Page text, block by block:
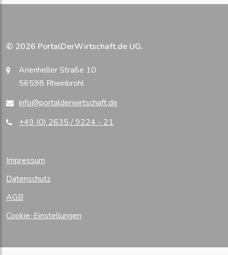
© 2026 PortalDerWirtschaft.de UG.
Arienheller Straße 10
56598 Rheinbrohl
info@portalderwirtschaft.de
+49 (0) 2635 / 9224 - 21
Impressum
Datenschutz
AGB
Cookie-Einstellungen